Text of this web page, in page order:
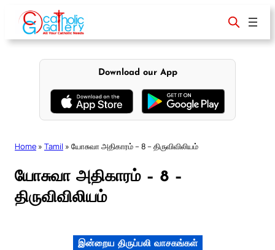
content
Download our App
Home » Tamil » யோசுவா அதிகாரம் – 8 – திருவிவிலியம்
யோசுவா அதிகாரம் – 8 –
திருவிவிலியம்
இன்றைய திருப்பலி வாசகங்கள்